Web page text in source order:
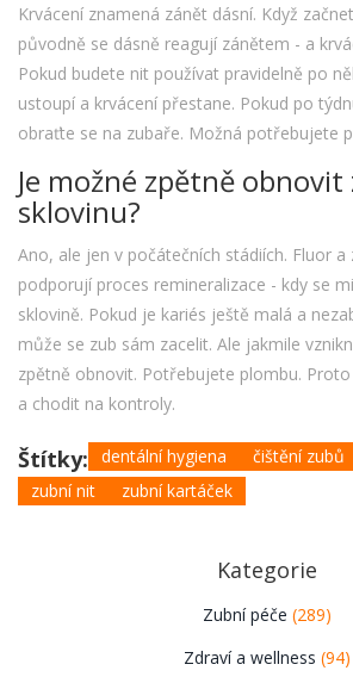
Krvácení znamená zánět dásní. Když
původně se dásně reagují zánětem - a
Pokud budete nit používat pravidelně po
ustoupí a krvácení přestane. Pokud po
obraťte se na zubaře. Možná potřebujete
Je možné zpětně
sklovinu?
Ano, ale jen v počátečních stádiích. Fluor a
podporují proces remineralizace - kdy se
sklovině. Pokud je kariés ještě malá a
může se zub sám zacelit. Ale jakmile
zpětně obnovit. Potřebujete plombu.
a chodit na kontroly.
Štítky: dentální hygiena čištění zubů
zubní nit
zubní kartáček
Kategorie
Zubní péče (289)
Zdraví a wellness (94)